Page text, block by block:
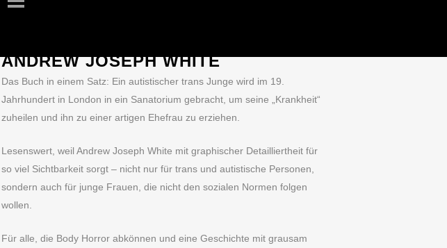
ANDREW JOSEPH WHITE
Das Buch in einem Satz: Ein autistischer trans Junge wird im 19.
Jahrhundert in London in ein Sanatorium gebracht, um seine „Krankheit“
zuheilen und ihn zu einer artigen Ehefrau zu erziehen.
Lesenswert, weil Andrew Joseph White mit graphischer Detailliertheit für
so viel Sichtbarkeit sorgt – nicht nur für trans und autistische Personen,
sondern auch für junge Frauen, die nicht den sozialen Normen folgen
wollen.
Für alle, die Body Horror abkönnen und eine Geschichte mit grausam